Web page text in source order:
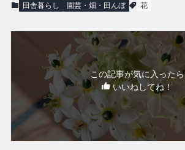
田舎暮らし 園芸・畑・田んぼ 花
この記事が気に入ったら
いいねしてね！